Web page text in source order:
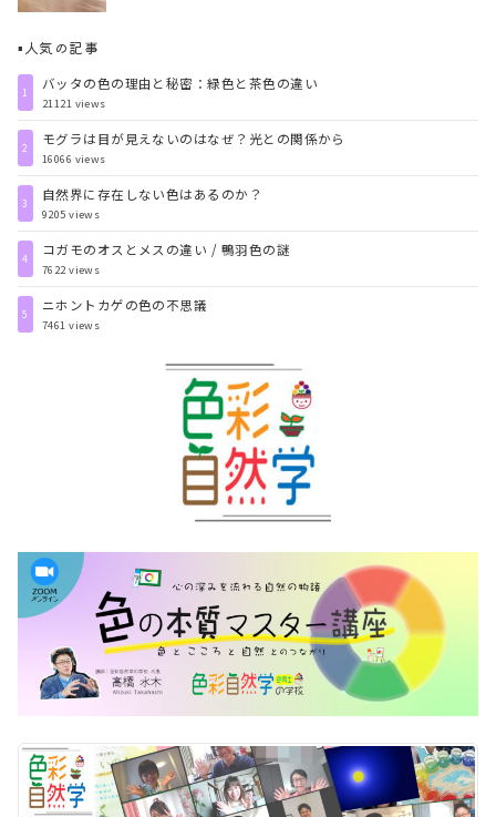
▪️人気の記事
1 バッタの色の理由と秘密：緑色と茶色の違い
21121 views
2 モグラは目が見えないのはなぜ？光との関係から
16066 views
3 自然界に存在しない色はあるのか？
9205 views
4 コガモのオスとメスの違い / 鴨羽色の謎
7622 views
5 ニホントカゲの色の不思議
7461 views